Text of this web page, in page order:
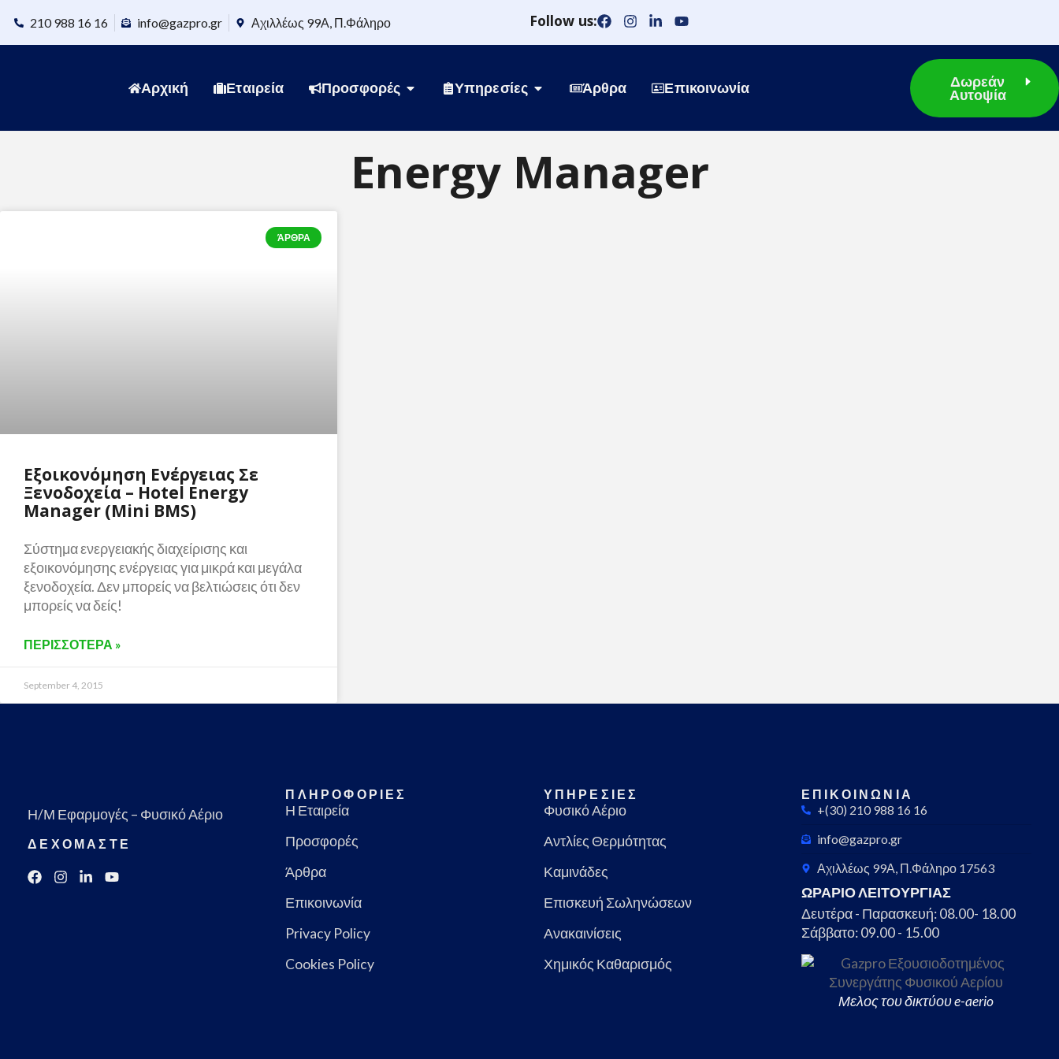
210 988 16 16 info@gazpro.gr Αχιλλέως 99Α, Π.Φάληρο Follow us:
Αρχική Εταιρεία Προσφορές Υπηρεσίες Άρθρα Επικοινωνία
Δωρεάν
Αυτοψία
Energy Manager
ΆΡΘΡΑ
Εξοικονόμηση Ενέργειας Σε
Ξενοδοχεία – Hotel Energy
Manager (mini BMS)
Σύστημα ενεργειακής διαχείρισης και
εξοικονόμησης ενέργειας για μικρά και μεγάλα
ξενοδοχεία. Δεν μπορείς να βελτιώσεις ότι δεν
μπορείς να δείς!
ΠΕΡΙΣΣΟΤΕΡΑ »
September 4, 2015
Η/Μ Εφαρμογές – Φυσικό Αέριο
ΔΕΧΟΜΑΣΤΕ
ΠΛΗΡΟΦΟΡΙΕΣ
Η Εταιρεία
Προσφορές
Άρθρα
Επικοινωνία
Privacy Policy
Cookies Policy
ΥΠΗΡΕΣΙΕΣ
Φυσικό Αέριο
Αντλίες Θερμότητας
Καμινάδες
Επισκευή Σωληνώσεων
Ανακαινίσεις
Χημικός Καθαρισμός
ΕΠΙΚΟΙΝΩΝΙΑ
+(30) 210 988 16 16
info@gazpro.gr
Αχιλλέως 99Α, Π.Φάληρο 17563
ΩΡΑΡΙΟ ΛΕΙΤΟΥΡΓΙΑΣ
Δευτέρα - Παρασκευή: 08.00- 18.00
Σάββατο: 09.00 - 15.00
Μελος του δικτύου e-aerio